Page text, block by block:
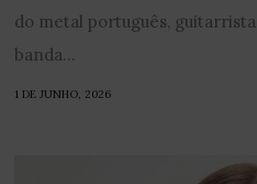
do metal português,
banda...
1 DE JUNHO, 2026